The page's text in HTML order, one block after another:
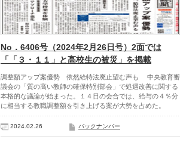
No．6406号（2024年2月26日号）2面では
「「３・１１」と高校生の被災」を掲載
調整額アップ案優勢 依然給特法廃止望む声も 中央教育審
議会の「質の高い教師の確保特別部会」で処遇改善に関する
本格的な議論が始まった。１４日の会合では、給与の４％分
に相当する教職調整額を引き上げる案が大勢を占めた。
2024.02.26 バックナンバー